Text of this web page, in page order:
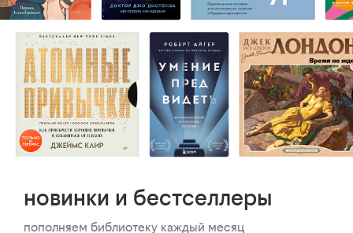
новинки и бестселлеры
пополняем библиотеку каждый месяц